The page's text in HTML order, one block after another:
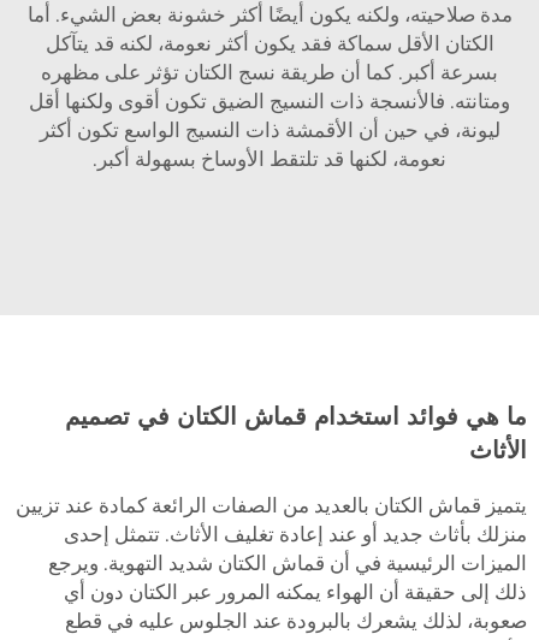
مدة صلاحيته، ولكنه يكون أيضًا أكثر خشونة بعض الشيء. أما
الكتان الأقل سماكة فقد يكون أكثر نعومة، لكنه قد يتآكل
بسرعة أكبر. كما أن طريقة نسج الكتان تؤثر على مظهره
ومتانته. فالأنسجة ذات النسيج الضيق تكون أقوى ولكنها أقل
ليونة، في حين أن الأقمشة ذات النسيج الواسع تكون أكثر
نعومة، لكنها قد تلتقط الأوساخ بسهولة أكبر.
ما هي فوائد استخدام قماش الكتان في تصميم
الأثاث
يتميز قماش الكتان بالعديد من الصفات الرائعة كمادة عند تزيين
منزلك بأثاث جديد أو عند إعادة تغليف الأثاث. تتمثل إحدى
الميزات الرئيسية في أن قماش الكتان شديد التهوية. ويرجع
ذلك إلى حقيقة أن الهواء يمكنه المرور عبر الكتان دون أي
صعوبة، لذلك يشعرك بالبرودة عند الجلوس عليه في قطع